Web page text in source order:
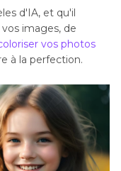
d'IA, et qu'il
images, de
vos photos
à la perfection.